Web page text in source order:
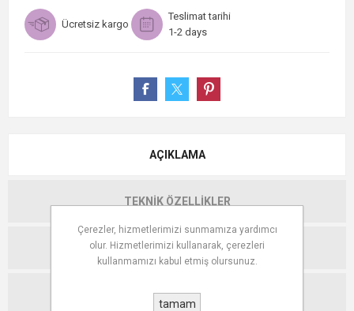
Ücretsiz kargo
Teslimat tarihi
1-2 days
AÇIKLAMA
TEKNIK ÖZELLIKLER
YORUMLAR
İLETIŞIM
Çerezler, hizmetlerimizi sunmamıza yardımcı
olur. Hizmetlerimizi kullanarak, çerezleri
kullanmamızı kabul etmiş olursunuz.
tamam